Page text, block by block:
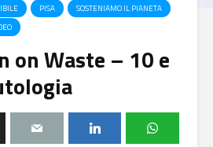
PISA
SOSTENIAMO IL PIANETA
on Waste – 10 e